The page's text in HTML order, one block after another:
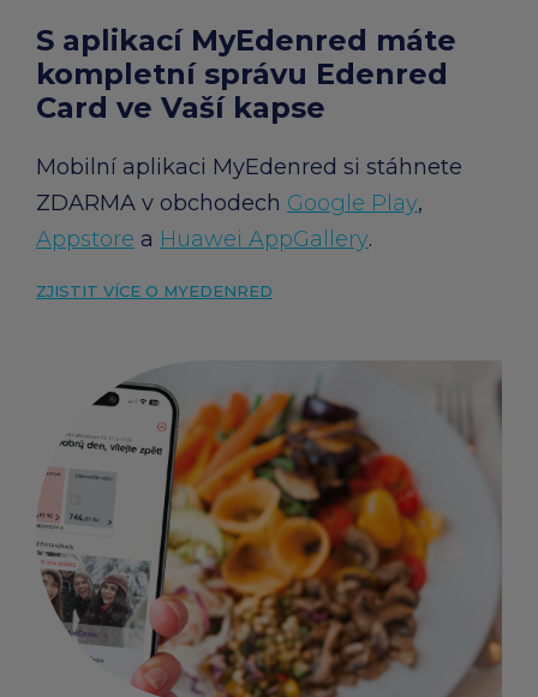
HLEDAT PROVOZOVNY A E-
SHOPY
S aplikací MyEdenred máte
kompletní správu Edenred
Card ve Vaší kapse
Mobilní aplikaci MyEdenred si stáhnete
ZDARMA v obchodech Google Play,
Appstore a Huawei AppGallery.
ZJISTIT VÍCE O MYEDENRED